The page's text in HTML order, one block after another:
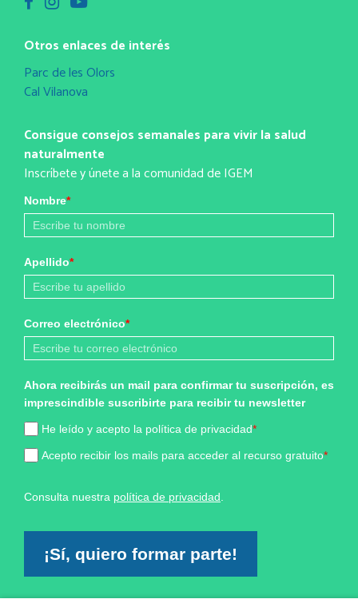
Otros enlaces de interés
Parc de les Olors
Cal Vilanova
Consigue consejos semanales para vivir la salud
naturalmente
Inscríbete y únete a la comunidad de IGEM
Nombre*
Apellido*
Correo electrónico*
Ahora recibirás un mail para confirmar tu suscripción, es
imprescindible suscribirte para recibir tu newsletter
He leído y acepto la política de privacidad*
Acepto recibir los mails para acceder al recurso gratuito*
Consulta nuestra política de privacidad
¡Sí, quiero formar parte!